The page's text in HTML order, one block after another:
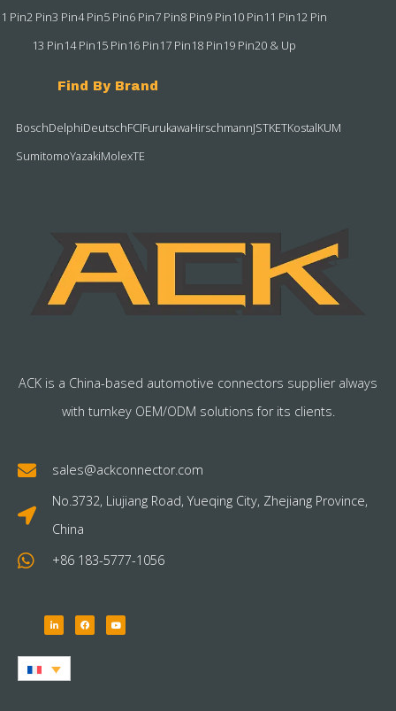
1 Pin2 Pin3 Pin4 Pin5 Pin6 Pin7 Pin8 Pin9 Pin10 Pin11 Pin12 Pin
13 Pin14 Pin15 Pin16 Pin17 Pin18 Pin19 Pin20 & Up
Find By Brand
BoschDelphiDeutschFCIFurukawaHirschmannJSTKETKostalKUM
SumitomoYazakiMolexTE
ACK is a China-based automotive connectors supplier always
with turnkey OEM/ODM solutions for its clients.
sales@ackconnector.com
No.3732, Liujiang Road, Yueqing City, Zhejiang Province,
China
+86 183-5777-1056